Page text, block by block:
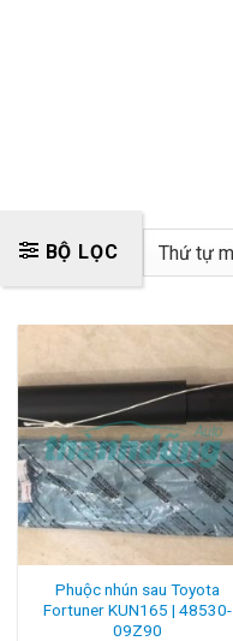
BỘ LỌC
Phuộc nhún sau Toyota
Fortuner KUN165 | 48530-
09Z90